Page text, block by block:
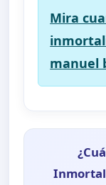
Mira
manuel